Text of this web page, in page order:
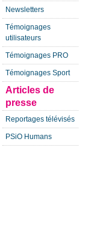
Newsletters
Témoignages
utilisateurs
Témoignages PRO
Témoignages Sport
Articles de
presse
Reportages télévisés
PSiO Humans